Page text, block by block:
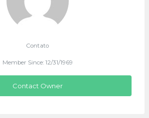
Contato
Member Since: 12/31/1969
Contact Owner